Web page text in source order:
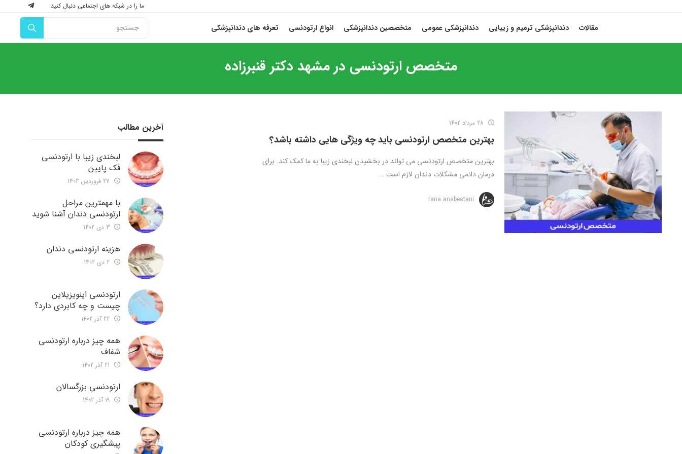
ما را در شبکه های اجتماعی دنبال کنید:
مقالات دندانپزشکی ترمیم و زیبایی دندانپزشکی عمومی متخصصین دندانپزشکی انواع ارتودنسی تعرفه های دندانپزشکی
متخصص ارتودنسی در مشهد دکتر قنبرزاده
بهترین متخصص ارتودنسی باید چه ویژگی هایی داشته باشد؟
بهترین متخصص ارتودنسی می تواند در بخشیدن لبخندی زیبا به ما کمک کند. برای
درمان دائمی مشکلات دندان لازم است ...
rana anabestani
آخرین مطالب
لبخندی زیبا با ارتودنسی
فک پایین
با مهمترین مراحل
ارتودنسی دندان آشنا شوید
هزینه ارتودنسی دندان
ارتودنسی اینویزیلاین
چیست و چه کابردی دارد؟
همه چیز درباره ارتودنسی
شفاف
ارتودنسی بزرگسالان
همه چیز درباره ارتودنسی
پیشگیری کودکان